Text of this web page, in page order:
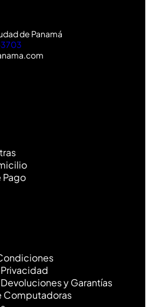
de Panamá
Pago
y Garantías
Computadoras